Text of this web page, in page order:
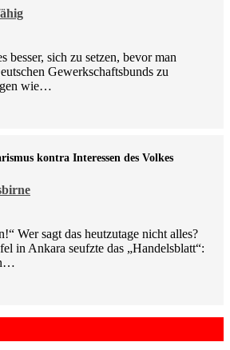
besser, sich zu setzen, bevor man
Gewerkschaftsbunds zu
wie…
kontra Inte­ressen des Volkes
Wer sagt das heutzutage nicht alles?
in Ankara seufzte das „Handelsblatt“: